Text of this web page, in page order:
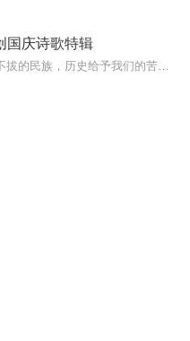
国庆诗歌特辑